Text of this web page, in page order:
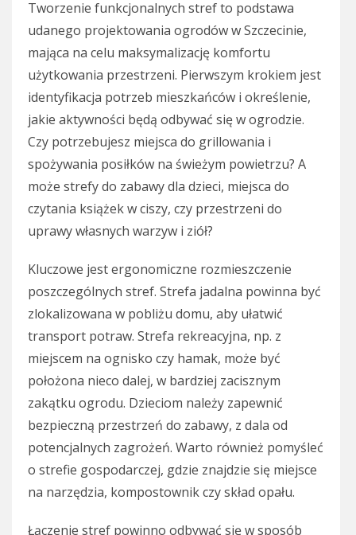
Tworzenie funkcjonalnych stref to podstawa
udanego projektowania ogrodów w Szczecinie,
mająca na celu maksymalizację komfortu
użytkowania przestrzeni. Pierwszym krokiem jest
identyfikacja potrzeb mieszkańców i określenie,
jakie aktywności będą odbywać się w ogrodzie.
Czy potrzebujesz miejsca do grillowania i
spożywania posiłków na świeżym powietrzu? A
może strefy do zabawy dla dzieci, miejsca do
czytania książek w ciszy, czy przestrzeni do
uprawy własnych warzyw i ziół?
Kluczowe jest ergonomiczne rozmieszczenie
poszczególnych stref. Strefa jadalna powinna być
zlokalizowana w pobliżu domu, aby ułatwić
transport potraw. Strefa rekreacyjna, np. z
miejscem na ognisko czy hamak, może być
położona nieco dalej, w bardziej zacisznym
zakątku ogrodu. Dzieciom należy zapewnić
bezpieczną przestrzeń do zabawy, z dala od
potencjalnych zagrożeń. Warto również pomyśleć
o strefie gospodarczej, gdzie znajdzie się miejsce
na narzędzia, kompostownik czy skład opału.
Łączenie stref powinno odbywać się w sposób